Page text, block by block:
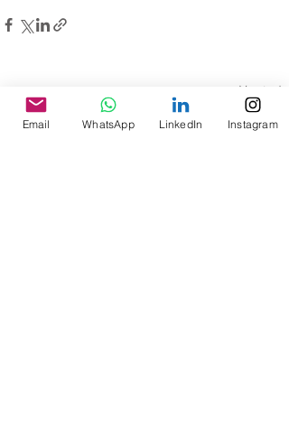
Posts recentes Ver tudo
Email WhatsApp LinkedIn Instagram